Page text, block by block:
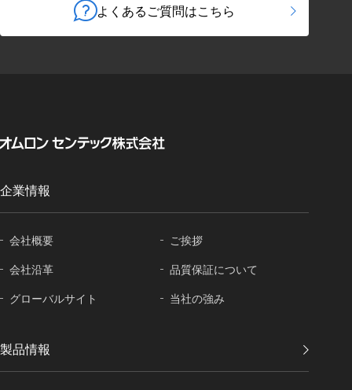
よくあるご質問はこちら
企業情報
会社概要
ご挨拶
会社沿革
品質保証について
グローバルサイト 当社の強み
製品情報